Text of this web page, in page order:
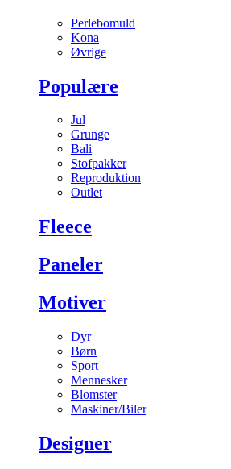
Perlebomuld
Kona
Øvrige
Populære
Jul
Grunge
Bali
Stofpakker
Reproduktion
Outlet
Fleece
Paneler
Motiver
Dyr
Børn
Sport
Mennesker
Blomster
Maskiner/Biler
Designer